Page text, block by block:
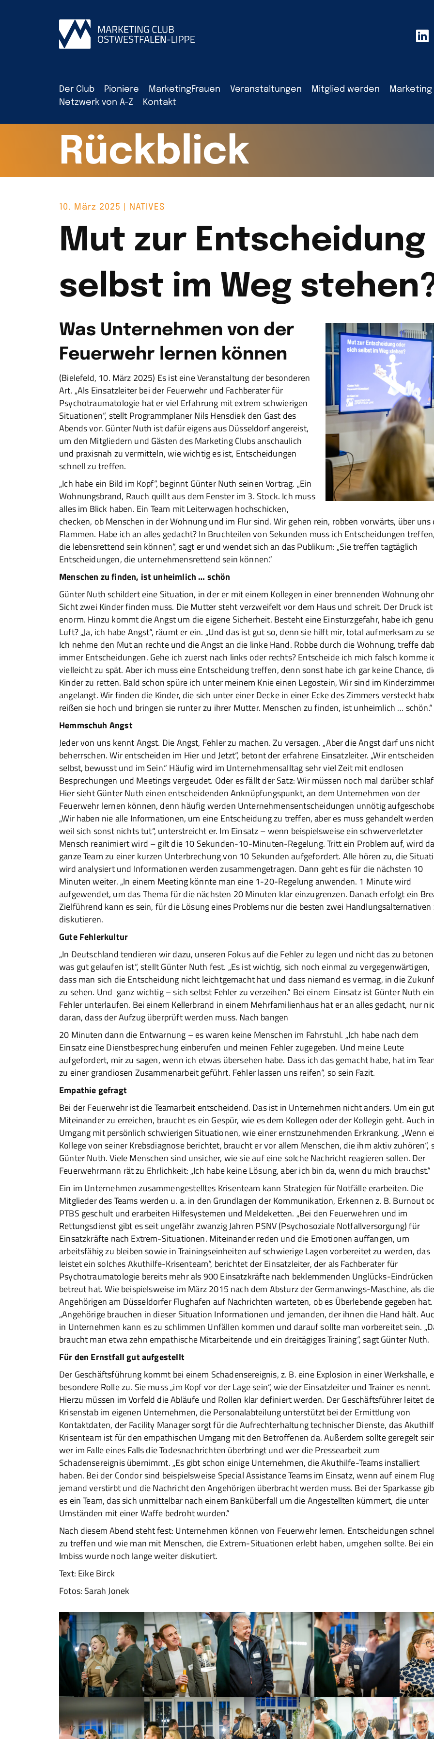
Der Club Pioniere MarketingFrauen Veranstaltungen Mitglied werden Marketing
Netzwerk von A-Z
Kontakt
Rückblick
10. März 2025 | NATIVES
Mut zur
selbst im Weg
Was Unternehmen von der
Feuerwehr lernen können
(Bielefeld, 10. März 2025) Es ist eine Veranstaltung der besonderen
Art. „Als Einsatzleiter bei der Feuerwehr und Fachberater für
Psychotraumatologie hat er viel Erfahrung mit extrem schwierigen
Situationen“, stellt Programmplaner Nils Hensdiek den Gast des
Abends vor. Günter Nuth ist dafür eigens aus Düsseldorf angereist,
um den Mitgliedern und Gästen des Marketing Clubs anschaulich
und praxisnah zu vermitteln, wie wichtig es ist, Entscheidungen
schnell zu treffen.
„Ich habe ein Bild im Kopf“, beginnt Günter Nuth seinen Vortrag. „Ein
Wohnungsbrand, Rauch quillt aus dem Fenster im 3. Stock. Ich muss
alles im Blick haben. Ein Team mit Leiterwagen hochschicken,
checken, ob Menschen in der Wohnung und im Flur sind. Wir gehen rein, robben vorwärts, über uns
Flammen. Habe ich an alles gedacht? In Bruchteilen von Sekunden muss ich Entscheidungen treffen,
die lebensrettend sein können“, sagt er und wendet sich an das Publikum: „Sie treffen tagtäglich
Entscheidungen, die unternehmensrettend sein können.“
Menschen zu finden, ist unheimlich … schön
Günter Nuth schildert eine Situation, in der er mit einem Kollegen in einer brennenden Wohnung
Sicht zwei Kinder finden muss. Die Mutter steht verzweifelt vor dem Haus und schreit. Der Druck ist
enorm. Hinzu kommt die Angst um die eigene Sicherheit. Besteht eine Einsturzgefahr, habe ich
Luft? „Ja, ich habe Angst“, räumt er ein. „Und das ist gut so, denn sie hilft mir, total aufmerksam zu
Ich nehme den Mut an rechte und die Angst an die linke Hand. Robbe durch die Wohnung, treffe
immer Entscheidungen. Gehe ich zuerst nach links oder rechts? Entscheide ich mich falsch komme
vielleicht zu spät. Aber ich muss eine Entscheidung treffen, denn sonst habe ich gar keine Chance,
Kinder zu retten. Bald schon spüre ich unter meinem Knie einen Legostein, Wir sind im
angelangt. Wir finden die Kinder, die sich unter einer Decke in einer Ecke des Zimmers versteckt
reißen sie hoch und bringen sie runter zu ihrer Mutter. Menschen zu finden, ist unheimlich … schön.“
Hemmschuh Angst
Jeder von uns kennt Angst. Die Angst, Fehler zu machen. Zu versagen. „Aber die Angst darf uns nicht
beherrschen. Wir entscheiden im Hier und Jetzt“, betont der erfahrene Einsatzleiter. „Wir entscheiden
selbst, bewusst und im Sein.“ Häufig wird im Unternehmensalltag sehr viel Zeit mit endlosen
Besprechungen und Meetings vergeudet. Oder es fällt der Satz: Wir müssen noch mal darüber
Hier sieht Günter Nuth einen entscheidenden Anknüpfungspunkt, an dem Unternehmen von der
Feuerwehr lernen können, denn häufig werden Unternehmensentscheidungen unnötig
„Wir haben nie alle Informationen, um eine Entscheidung zu treffen, aber es muss gehandelt
weil sich sonst nichts tut“, unterstreicht er. Im Einsatz – wenn beispielsweise ein schwerverletzter
Mensch reanimiert wird – gilt die 10 Sekunden-10-Minuten-Regelung. Tritt ein Problem auf, wird
ganze Team zu einer kurzen Unterbrechung von 10 Sekunden aufgefordert. Alle hören zu, die
wird analysiert und Informationen werden zusammengetragen. Dann geht es für die nächsten 10
Minuten weiter. „In einem Meeting könnte man eine 1-20-Regelung anwenden. 1 Minute wird
aufgewendet, um das Thema für die nächsten 20 Minuten klar einzugrenzen. Danach erfolgt ein
Zielführend kann es sein, für die Lösung eines Problems nur die besten zwei Handlungsalternativen
diskutieren.
Gute Fehlerkultur
„In Deutschland tendieren wir dazu, unseren Fokus auf die Fehler zu legen und nicht das zu
was gut gelaufen ist“, stellt Günter Nuth fest. „Es ist wichtig, sich noch einmal zu vergegenwärtigen,
dass man sich die Entscheidung nicht leichtgemacht hat und dass niemand es vermag, in die
zu sehen. Und ganz wichtig – sich selbst Fehler zu verzeihen.“ Bei einem Einsatz ist Günter Nuth ein
Fehler unterlaufen. Bei einem Kellerbrand in einem Mehrfamilienhaus hat er an alles gedacht, nur
daran, dass der Aufzug überprüft werden muss. Nach bangen
20 Minuten dann die Entwarnung – es waren keine Menschen im Fahrstuhl. „Ich habe nach dem
Einsatz eine Dienstbesprechung einberufen und meinen Fehler zugegeben. Und meine Leute
aufgefordert, mir zu sagen, wenn ich etwas übersehen habe. Dass ich das gemacht habe, hat im
zu einer grandiosen Zusammenarbeit geführt. Fehler lassen uns reifen“, so sein Fazit.
Empathie gefragt
Bei der Feuerwehr ist die Teamarbeit entscheidend. Das ist in Unternehmen nicht anders. Um ein
Miteinander zu erreichen, braucht es ein Gespür, wie es dem Kollegen oder der Kollegin geht. Auch
Umgang mit persönlich schwierigen Situationen, wie einer ernstzunehmenden Erkrankung. „Wenn
Kollege von seiner Krebsdiagnose berichtet, braucht er vor allem Menschen, die ihm aktiv zuhören“,
Günter Nuth. Viele Menschen sind unsicher, wie sie auf eine solche Nachricht reagieren sollen. Der
Feuerwehrmann rät zu Ehrlichkeit: „Ich habe keine Lösung, aber ich bin da, wenn du mich brauchst.“
Ein im Unternehmen zusammengestelltes Krisenteam kann Strategien für Notfälle erarbeiten. Die
Mitglieder des Teams werden u. a. in den Grundlagen der Kommunikation, Erkennen z. B. Burnout
PTBS geschult und erarbeiten Hilfesystemen und Meldeketten. „Bei den Feuerwehren und im
Rettungsdienst gibt es seit ungefähr zwanzig Jahren PSNV (Psychosoziale Notfallversorgung) für
Einsatzkräfte nach Extrem-Situationen. Miteinander reden und die Emotionen auffangen, um
arbeitsfähig zu bleiben sowie in Trainingseinheiten auf schwierige Lagen vorbereitet zu werden, das
leistet ein solches Akuthilfe-Krisenteam“, berichtet der Einsatzleiter, der als Fachberater für
Psychotraumatologie bereits mehr als 900 Einsatzkräfte nach beklemmenden Unglücks-Eindrücken
betreut hat. Wie beispielsweise im März 2015 nach dem Absturz der Germanwings-Maschine, als die
Angehörigen am Düsseldorfer Flughafen auf Nachrichten warteten, ob es Überlebende gegeben hat.
„Angehörige brauchen in dieser Situation Informationen und jemanden, der ihnen die Hand hält.
in Unternehmen kann es zu schlimmen Unfällen kommen und darauf sollte man vorbereitet sein.
braucht man etwa zehn empathische Mitarbeitende und ein dreitägiges Training“, sagt Günter Nuth.
Für den Ernstfall gut aufgestellt
Der Geschäftsführung kommt bei einem Schadensereignis, z. B. eine Explosion in einer Werkshalle,
besondere Rolle zu. Sie muss „im Kopf vor der Lage sein“, wie der Einsatzleiter und Trainer es nennt.
Hierzu müssen im Vorfeld die Abläufe und Rollen klar definiert werden. Der Geschäftsführer leitet
Krisenstab im eigenen Unternehmen, die Personalabteilung unterstützt bei der Ermittlung von
Kontaktdaten, der Facility Manager sorgt für die Aufrechterhaltung technischer Dienste, das
Krisenteam ist für den empathischen Umgang mit den Betroffenen da. Außerdem sollte geregelt
wer im Falle eines Falls die Todesnachrichten überbringt und wer die Pressearbeit zum
Schadensereignis übernimmt. „Es gibt schon einige Unternehmen, die Akuthilfe-Teams installiert
haben. Bei der Condor sind beispielsweise Special Assistance Teams im Einsatz, wenn auf einem
jemand verstirbt und die Nachricht den Angehörigen überbracht werden muss. Bei der Sparkasse
es ein Team, das sich unmittelbar nach einem Banküberfall um die Angestellten kümmert, die unter
Umständen mit einer Waffe bedroht wurden.“
Nach diesem Abend steht fest: Unternehmen können von Feuerwehr lernen. Entscheidungen
zu treffen und wie man mit Menschen, die Extrem-Situationen erlebt haben, umgehen sollte. Bei
Imbiss wurde noch lange weiter diskutiert.
Text: Eike Birck
Fotos: Sarah Jonek